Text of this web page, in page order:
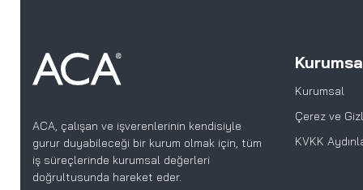
ACA, çalışan ve işverenlerinin kendisiyle
gurur duyabileceği bir kurum olmak için, tüm
iş süreçlerinde kurumsal değerleri
doğrultusunda hareket eder.
Kurumsal
Çerez ve
KVKK